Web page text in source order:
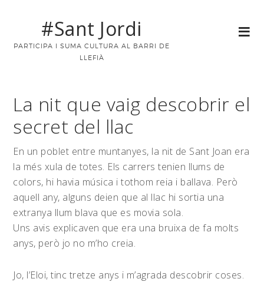
#Sant Jordi
PARTICIPA I SUMA CULTURA AL BARRI DE
LLEFIÀ
La nit que vaig descobrir el
secret del llac
En un poblet entre muntanyes, la nit de Sant Joan era
la més xula de totes. Els carrers tenien llums de
colors, hi havia música i tothom reia i ballava. Però
aquell any, alguns deien que al llac hi sortia una
extranya llum blava que es movia sola.
Uns avis explicaven que era una bruixa de fa molts
anys, però jo no m’ho creia.
Jo, l’Eloi, tinc tretze anys i m’agrada descobrir coses.